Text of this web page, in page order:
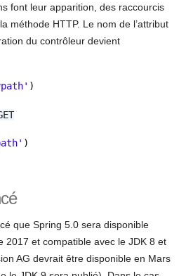
font leur apparition, des raccourcis
méthode HTTP. Le nom de l’attribut
du contrôleur devient
)
)
que Spring 5.0 sera disponible
2017 et compatible avec le JDK 8 et
AG devrait être disponible en Mars